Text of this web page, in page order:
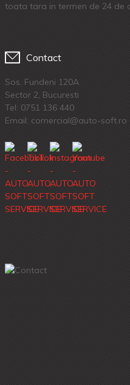
toata tara in termen de 24 de
Contact
Sos. Fundeni 120A
Sector 2, Bucuresti
Tel: 0751 136 440
Email: comercial@auto-soft.ro